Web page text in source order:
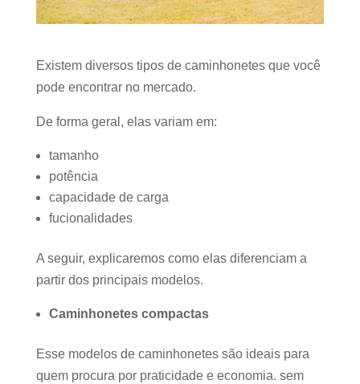
Existem diversos tipos de caminhonetes que você
pode encontrar no mercado.
De forma geral, elas variam em:
tamanho
potência
capacidade de carga
fucionalidades
A seguir, explicaremos como elas diferenciam a
partir dos principais modelos.
Caminhonetes compactas
Esse modelos de caminhonetes são ideais para
quem procura por praticidade e economia. sem